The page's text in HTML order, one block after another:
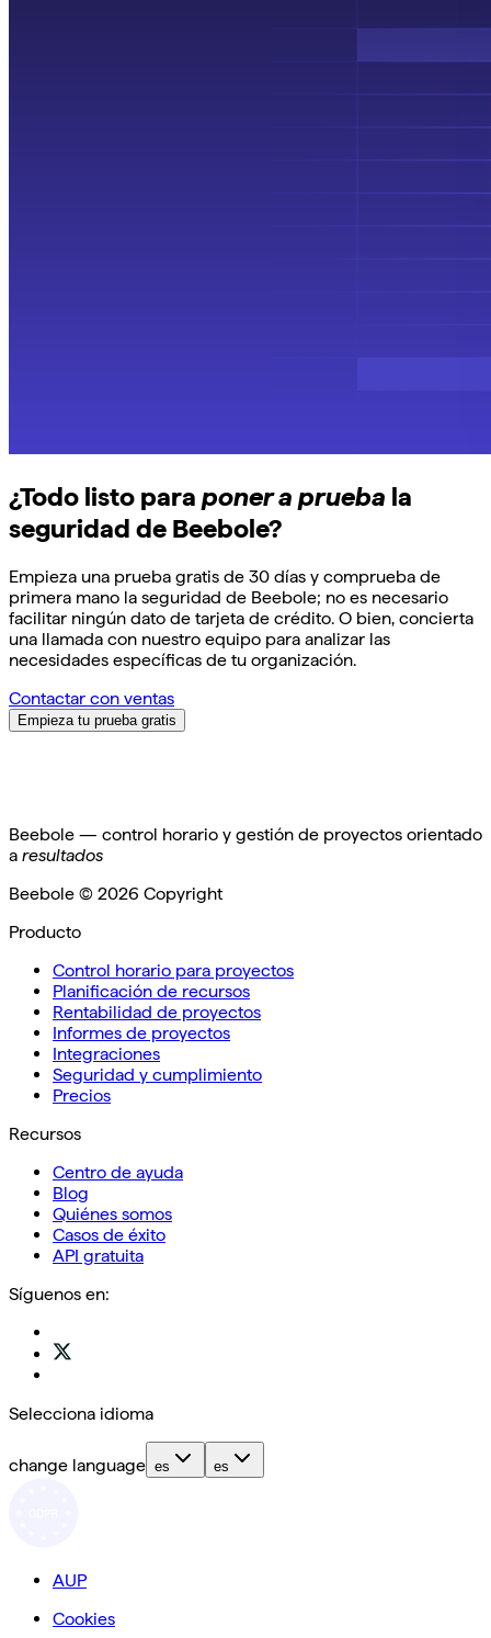
¿Todo listo para poner a prueba la
seguridad de Beebole?
Empieza una prueba gratis de 30 días y comprueba de
primera mano la seguridad de Beebole; no es necesario
facilitar ningún dato de tarjeta de crédito. O bien, concierta
una llamada con nuestro equipo para analizar las
necesidades específicas de tu organización.
Contactar con ventas
Empieza tu prueba gratis
Beebole — control horario y gestión de proyectos orientado
a resultados
Beebole © 2026 Copyright
Producto
Control horario para proyectos
Planificación de recursos
Rentabilidad de proyectos
Informes de proyectos
Integraciones
Seguridad y cumplimiento
Precios
Recursos
Centro de ayuda
Blog
Quiénes somos
Casos de éxito
API gratuita
Síguenos en:
Selecciona idioma
change language es es
AUP
Cookies